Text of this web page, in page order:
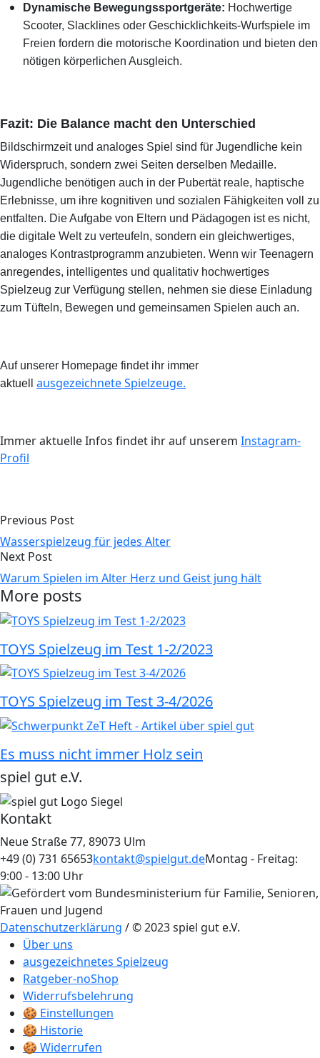
Dynamische Bewegungssportgeräte: Hochwertige
Scooter, Slacklines oder Geschicklichkeits-Wurfspiele im
Freien fordern die motorische Koordination und bieten den
nötigen körperlichen Ausgleich.
Fazit: Die Balance macht den Unterschied
Bildschirmzeit und analoges Spiel sind für Jugendliche kein
Widerspruch, sondern zwei Seiten derselben Medaille.
Jugendliche benötigen auch in der Pubertät reale, haptische
Erlebnisse, um ihre kognitiven und sozialen Fähigkeiten voll zu
entfalten. Die Aufgabe von Eltern und Pädagogen ist es nicht,
die digitale Welt zu verteufeln, sondern ein gleichwertiges,
analoges Kontrastprogramm anzubieten. Wenn wir Teenagern
anregendes, intelligentes und qualitativ hochwertiges
Spielzeug zur Verfügung stellen, nehmen sie diese Einladung
zum Tüfteln, Bewegen und gemeinsamen Spielen auch an.
Auf unserer Homepage findet ihr immer
aktuell
ausgezeichnete Spielzeuge.
Immer aktuelle Infos findet ihr auf unserem Instagram-
Profil
Previous Post
Wasserspielzeug für jedes Alter
Next Post
Warum Spielen im Alter Herz und Geist jung hält
More posts
TOYS Spielzeug im Test 1-2/2023
TOYS Spielzeug im Test 3-4/2026
Es muss nicht immer Holz sein
spiel gut e.V.
Kontakt
Neue Straße 77, 89073 Ulm
+49 (0) 731 65653kontakt@spielgut.deMontag - Freitag:
9:00 - 13:00 Uhr
Datenschutzerklärung / © 2023 spiel gut e.V.
Über uns
ausgezeichnetes Spielzeug
Ratgeber-noShop
Widerrufsbelehrung
🍪 Einstellungen
🍪 Historie
🍪 Widerrufen